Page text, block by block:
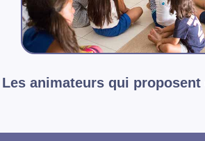
Les animateurs qui